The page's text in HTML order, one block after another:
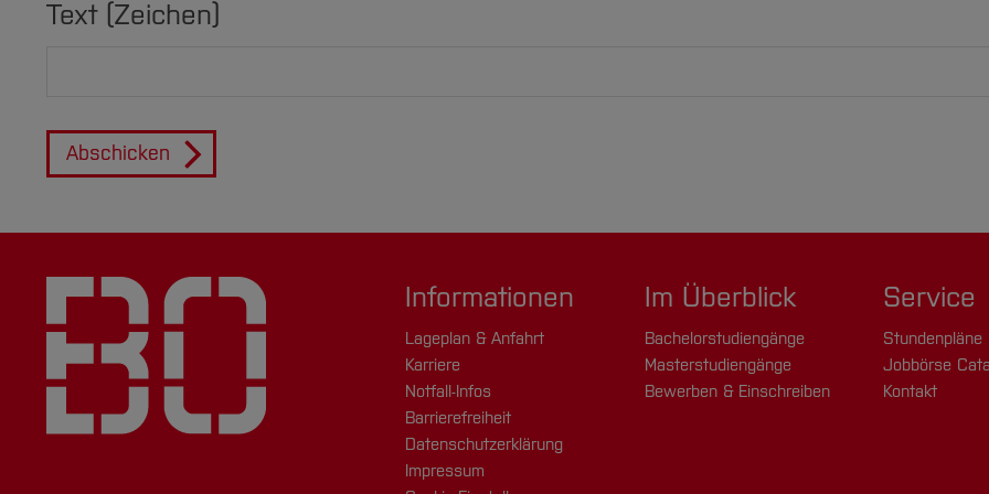
Text (Zeichen)
Abschicken
Informationen
Lageplan & Anfahrt
Karriere
Notfall-Infos
Barrierefreiheit
Datenschutzerklärung
Impressum
Im Überblick
Bachelorstudiengänge
Masterstudiengänge
Bewerben & Einschreiben
Service
Stundenpläne
Jobbörse
Kontakt